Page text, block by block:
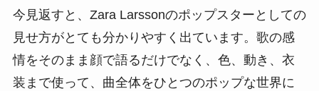
今見返すと、Zara Larssonのポップスターとしての
見せ方がとても分かりやすく出ています。歌の感
情をそのまま顔で語るだけでなく、色、動き、衣
装まで使って、曲全体をひとつのポップな世界に